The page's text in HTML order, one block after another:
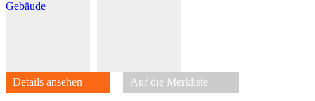
Details ansehen Auf die Merkliste